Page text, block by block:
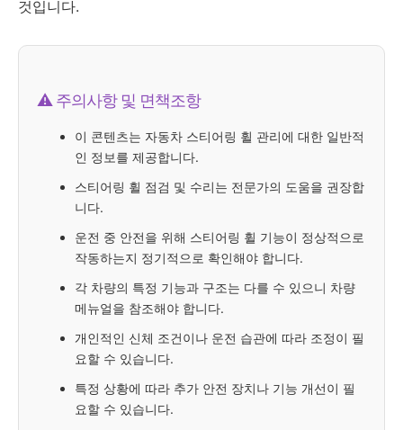
것입니다.
⚠️ 주의사항 및 면책조항
이 콘텐츠는 자동차 스티어링 휠 관리에 대한 일반적
인 정보를 제공합니다.
스티어링 휠 점검 및 수리는 전문가의 도움을 권장합
니다.
운전 중 안전을 위해 스티어링 휠 기능이 정상적으로
작동하는지 정기적으로 확인해야 합니다.
각 차량의 특정 기능과 구조는 다를 수 있으니 차량
메뉴얼을 참조해야 합니다.
개인적인 신체 조건이나 운전 습관에 따라 조정이 필
요할 수 있습니다.
특정 상황에 따라 추가 안전 장치나 기능 개선이 필
요할 수 있습니다.